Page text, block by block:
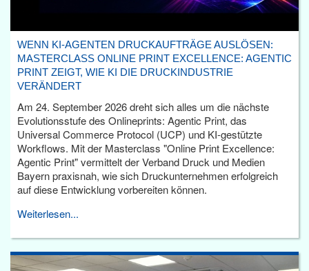
WENN KI-AGENTEN DRUCKAUFTRÄGE AUSLÖSEN:
MASTERCLASS ONLINE PRINT EXCELLENCE: AGENTIC
PRINT ZEIGT, WIE KI DIE DRUCKINDUSTRIE
VERÄNDERT
Am 24. September 2026 dreht sich alles um die nächste
Evolutionsstufe des Onlineprints: Agentic Print, das
Universal Commerce Protocol (UCP) und KI-gestützte
Workflows. Mit der Masterclass "Online Print Excellence:
Agentic Print" vermittelt der Verband Druck und Medien
Bayern praxisnah, wie sich Druckunternehmen erfolgreich
auf diese Entwicklung vorbereiten können.
Weiterlesen...